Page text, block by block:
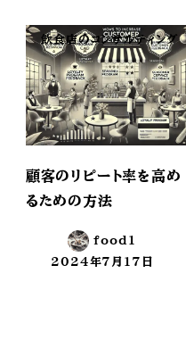
飲食店のコンサルティング
顧客のリピート率を高め
るための方法
food1
2024年7月17日